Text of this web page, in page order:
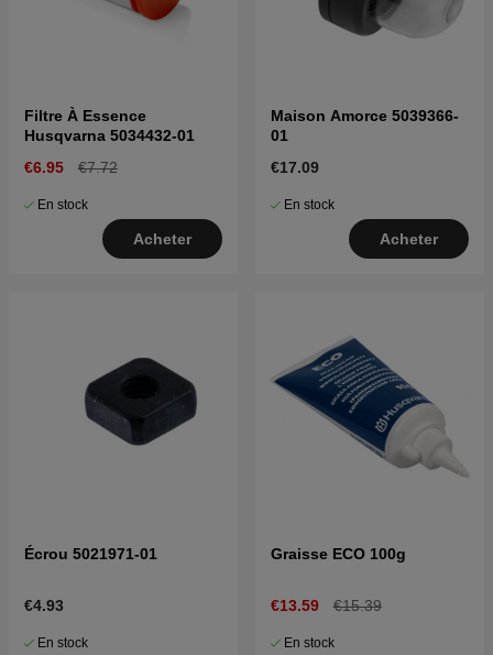
Filtre À Essence
Husqvarna 5034432-01
€6.95
€7.72
En stock
Acheter
Maison Amorce 5039366-
01
€17.09
En stock
Acheter
Écrou 5021971-01
€4.93
En stock
Graisse ECO 100g
€13.59 €15.39
En stock